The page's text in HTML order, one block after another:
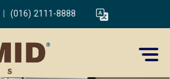
(016) 2111-8888